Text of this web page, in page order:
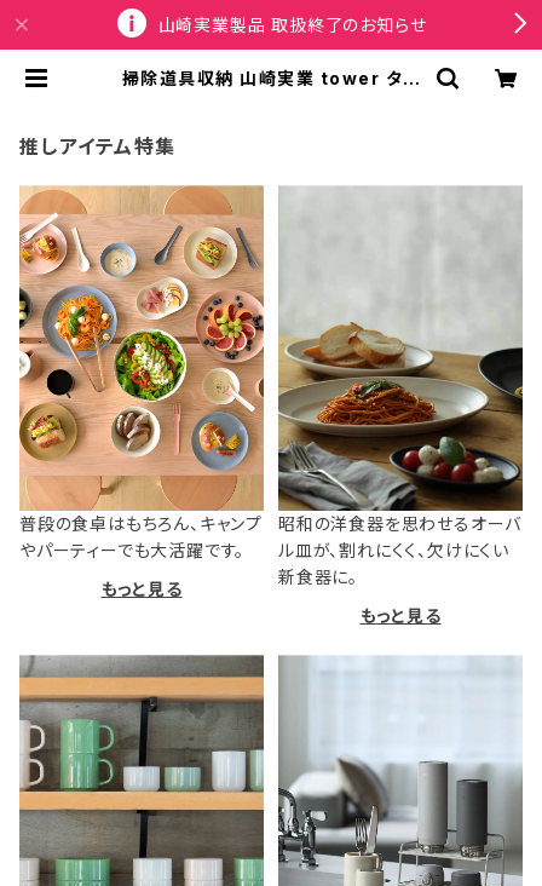
山崎実業製品 取扱終了のお知らせ
掃除道具収納 山崎実業 tower タワ
推しアイテム特集
普段の食卓はもちろん、キャンプ
やパーティーでも大活躍です。
もっと見る
昭和の洋食器を思わせるオーバ
ル皿が、割れにくく、欠けにくい
新食器に。
もっと見る